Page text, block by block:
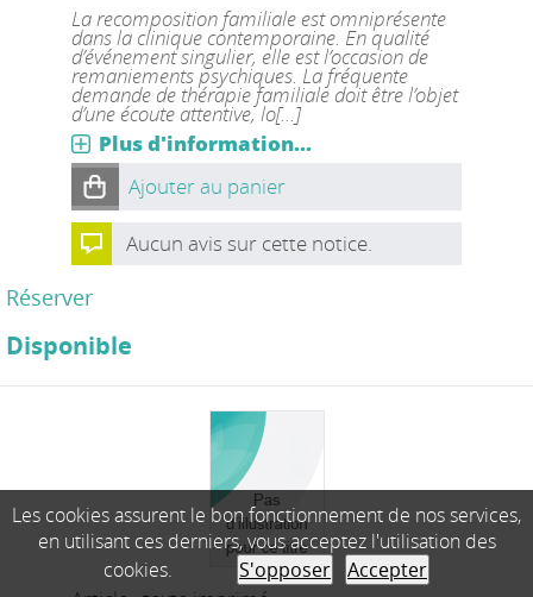
La recomposition familiale est omniprésente
dans la clinique contemporaine. En qualité
d’événement singulier, elle est l’occasion de
remaniements psychiques. La fréquente
demande de thérapie familiale doit être l’objet
d’une écoute attentive, lo[...]
Plus d'information...
Ajouter au panier
Aucun avis sur cette notice.
Réserver
Disponible
Les cookies assurent le bon fonctionnement de nos services,
en utilisant ces derniers, vous acceptez l'utilisation des
cookies.
S'opposer Accepter